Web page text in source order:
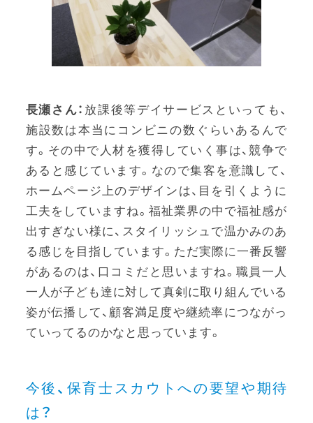
長瀬さん： 放課後等デイサービスといっても、
施設数は本当にコンビニの数ぐらいあるんで
す。その中で人材を獲得していく事は、競争で
あると感じています。なので集客を意識して、
ホームページ上のデザインは、目を引くように
工夫をしていますね。福祉業界の中で福祉感が
出すぎない様に、スタイリッシュで温かみのあ
る感じを目指しています。ただ実際に一番反響
があるのは、口コミだと思いますね。職員一人
一人が子ども達に対して真剣に取り組んでいる
姿が伝播して、顧客満足度や継続率につながっ
ていってるのかなと思っています。
今後、保育士スカウトへの要望や期待
は？